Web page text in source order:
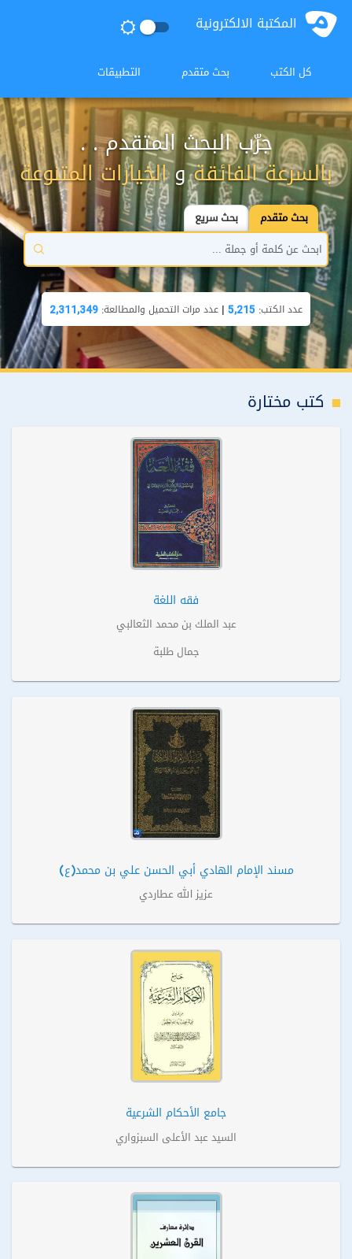
المكتبة الالكترونية
كل الكتب بحث متقدم التطبيقات
جرّب البحث المتقدم . .
بالسرعة الفائقةوالخيارات المتنوعة
بحث متقدم بحث سريع
عدد الكتب: 5,215
| عدد مرات التحميل والمطالعة: 2,311,349
کتب مختارة
فقه اللغة
عبد الملك بن محمد الثعالبي
جمال‏ طلبة
مسند الإمام الهادي أبي الحسن علي بن محمد(ع)
عزيز الله عطاردي‏
جامع الأحكام الشرعية
السيد عبد الأعلى السبزواري